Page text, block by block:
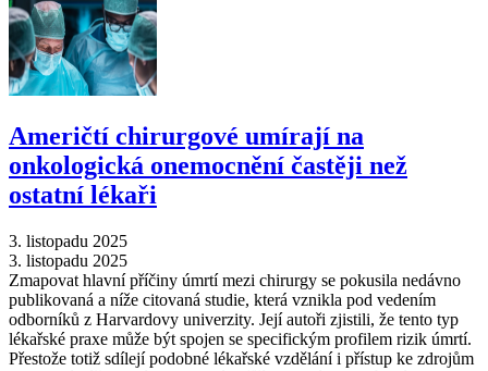
Američtí chirurgové umírají na
onkologická onemocnění častěji než
ostatní lékaři
3. listopadu 2025
3. listopadu 2025
Zmapovat hlavní příčiny úmrtí mezi chirurgy se pokusila nedávno
publikovaná a níže citovaná studie, která vznikla pod vedením
odborníků z Harvardovy univerzity. Její autoři zjistili, že tento typ
lékařské praxe může být spojen se specifickým profilem rizik úmrtí.
Přestože totiž sdílejí podobné lékařské vzdělání i přístup ke zdrojům